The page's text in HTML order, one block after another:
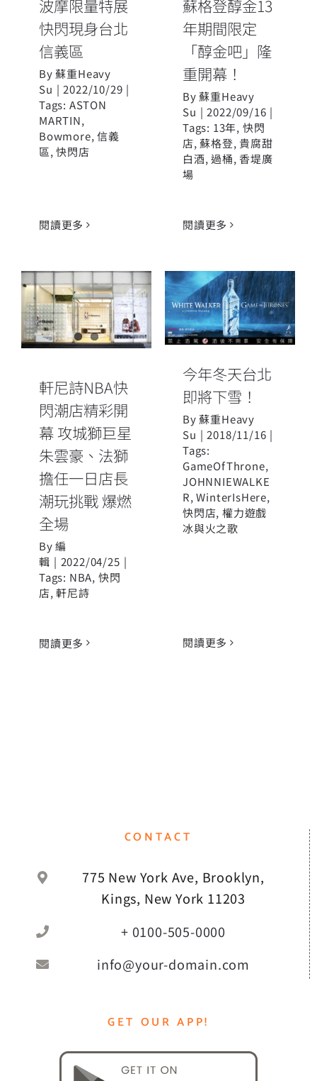
波摩限量特展
快閃現身台北
信義區
By蘇重Heavy
Su | 2022/10/29 |
Tags: ASTON
MARTIN,
Bowmore,信義
區,快閃店
閱讀更多
蘇格登醇金13
年期間限定
「醇金吧」隆
重開幕！
By蘇重Heavy
Su | 2022/09/16 |
Tags: 13年, 快閃
店,蘇格登, 貴腐甜
白酒,過桶,香堤廣
場
閱讀更多
閃潮店精彩開
幕 攻城獅巨星
朱雲豪、法獅
擔任一日店長
全場
軒尼詩NBA快
閃潮店精彩開
幕 攻城獅巨星
朱雲豪、法獅
擔任一日店長
潮玩挑戰 爆燃
全場
By編
輯 | 2022/04/25 |
Tags: NBA, 快閃
店,軒尼詩
閱讀更多
今年冬天台北
即將下雪！
今年冬天台北
即將下雪！
By蘇重Heavy
Su | 2018/11/16 |
Tags:
GameOfThrone,
JOHNNIEWALKE
R,WinterIsHere,
快閃店,權力遊戲
冰與火之歌
閱讀更多
CONTACT
775 New York Ave, Brooklyn,
Kings, New York 11203
+ 0100-505-0000
info@your-domain.com
GET OUR APP!